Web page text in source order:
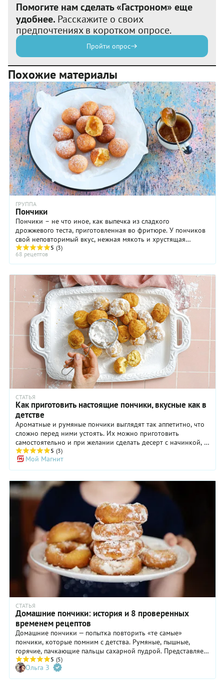
Помогите нам сделать «Гастроном» еще
удобнее. Расскажите о своих
предпочтениях в коротком опросе.
Пройти опрос
Похожие материалы
ГРУППА
Пончики
Пончики – не что иное, как выпечка из сладкого
дрожжевого теста, приготовленная во фритюре. У пончиков
свой неповторимый вкус, нежная мякоть и хрустящая
корочка золотистого цвета.
5 (3)
68 рецептов
СТАТЬЯ
Как приготовить настоящие пончики, вкусные как в
детстве
Ароматные и румяные пончики выглядят так аппетитно, что
сложно перед ними устоять. Их можно приготовить
самостоятельно и при желании сделать десерт с начинкой, в
глазури или обсыпке. Рассказываем, на что обратить
внимание при приготовлении.
5 (3)
Мой Магнит
СТАТЬЯ
Домашние пончики: история и 8 проверенных
временем рецептов
Домашние пончики — попытка повторить «те самые»
пончики, которые помним с детства. Румяные, пышные,
горячие, пачкающие пальцы сахарной пудрой. Представляем
вам самые разные домашние пончики и пышки.
5 (5)
Ольга З